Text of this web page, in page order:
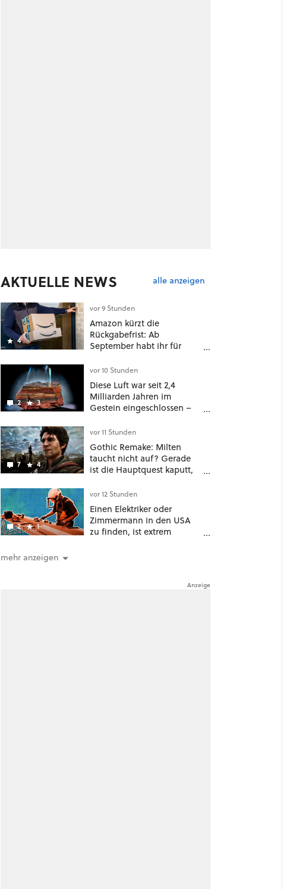
AKTUELLE NEWS alle anzeigen
4
vor 9 Stunden
Amazon kürzt die
Rückgabefrist: Ab
September habt ihr für
Tage
2 3
vor 10 Stunden
Diese Luft war seit 2,4
Milliarden Jahren im
Gestein eingeschlossen –
7 4
vor 11 Stunden
Gothic Remake: Milten
taucht nicht auf? Gerade
ist die Hauptquest kaputt,
2 1
vor 12 Stunden
Einen Elektriker oder
Zimmermann in den USA
zu finden, ist extrem
mehr anzeigen